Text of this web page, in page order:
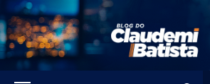
Skip
to
content